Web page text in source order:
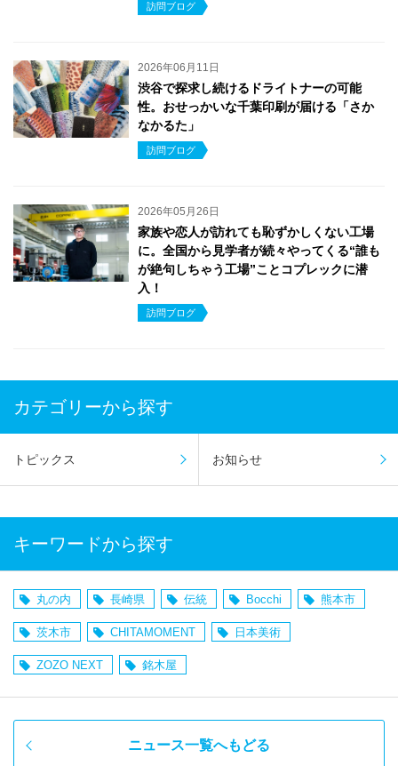
訪問ブログ
2026年06月11日
渋谷で探求し続けるドライトナーの可能
性。おせっかいな千葉印刷が届ける「さか
なかるた」
訪問ブログ
2026年05月26日
家族や恋人が訪れても恥ずかしくない工場
に。全国から見学者が続々やってくる“誰も
が絶句しちゃう工場”ことコプレックに潜
入！
訪問ブログ
カテゴリーから探す
トピックス お知らせ
キーワードから探す
丸の内 長崎県 伝統 Bocchi 熊本市
茨木市 CHITAMOMENT 日本美術
ZOZO NEXT 銘木屋
ニュース一覧へもどる